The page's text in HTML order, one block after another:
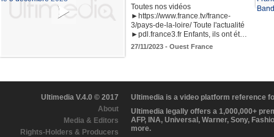
Toutes nos vidéos
►https://www.france.tv/france-
3/pays-de-la-loire/ Toute l'actualité
►pdl.france3.fr Enfants, ils ont ét…
27/11/2023 - Ouest France
Ultimedia V.4.0 © 2017
About
Media & Editors
Rights-Holders & Producers
Ultimedia is a video platform reference
Ultimedia legally offers a 1,000,000+
AFP, INA, Universal, Warner, Sony,
more.